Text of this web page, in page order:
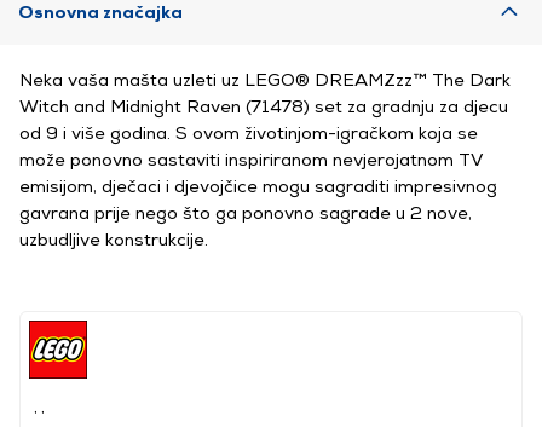
Osnovna značajka
Neka vaša mašta uzleti uz LEGO® DREAMZzz™ The Dark
Witch and Midnight Raven (71478) set za gradnju za djecu
od 9 i više godina. S ovom životinjom-igračkom koja se
može ponovno sastaviti inspiriranom nevjerojatnom TV
emisijom, dječaci i djevojčice mogu sagraditi impresivnog
gavrana prije nego što ga ponovno sagrade u 2 nove,
uzbudljive konstrukcije.